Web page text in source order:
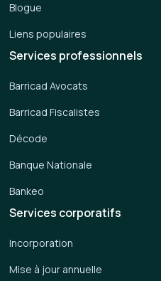
Services corporatifs
Incorporation
Mise à jour annuelle
Services professionnels
Barricad Avocats
Barricad Fiscalistes
Décode
Banque Nationale
Bankeo
Blogue
Liens populaires